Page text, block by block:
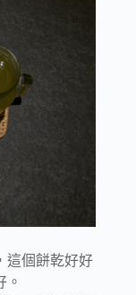
這個餅乾好好
。